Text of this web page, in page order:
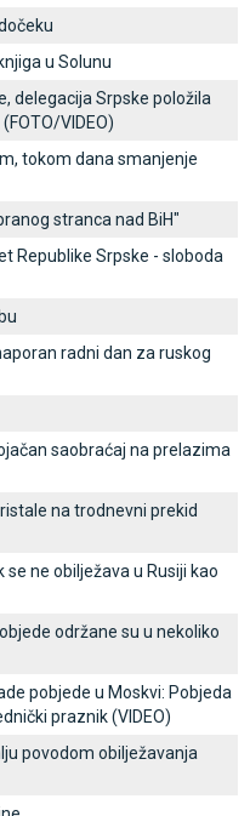
u Solunu
delegacija Srpske položila
VIDEO)
tokom dana smanjenje
stranca nad BiH"
Republike Srpske - sloboda
radni dan za ruskog
saobraćaj na prelazima
na trodnevni prekid
ne obilježava u Rusiji kao
održane su u nekoliko
pobjede u Moskvi: Pobjeda
praznik (VIDEO)
povodom obilježavanja